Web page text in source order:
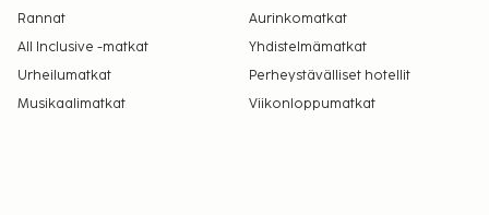
Rannat
Aurinkomatkat
All Inclusive -matkat
Yhdistelmämatkat
Urheilumatkat
Perheystävälliset hotellit
Musikaalimatkat
Viikonloppumatkat